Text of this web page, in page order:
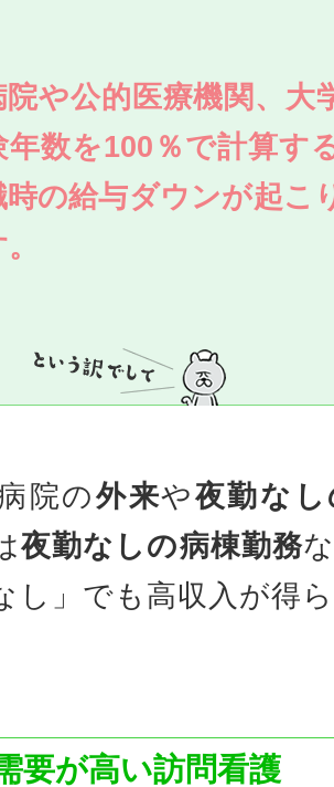
院や公的医療機関、大
年数を100％で計算す
時の給与ダウンが起こ
院の外来や夜勤な
夜勤なしの病棟勤務
し」でも高収入が得
要が高い訪問看護